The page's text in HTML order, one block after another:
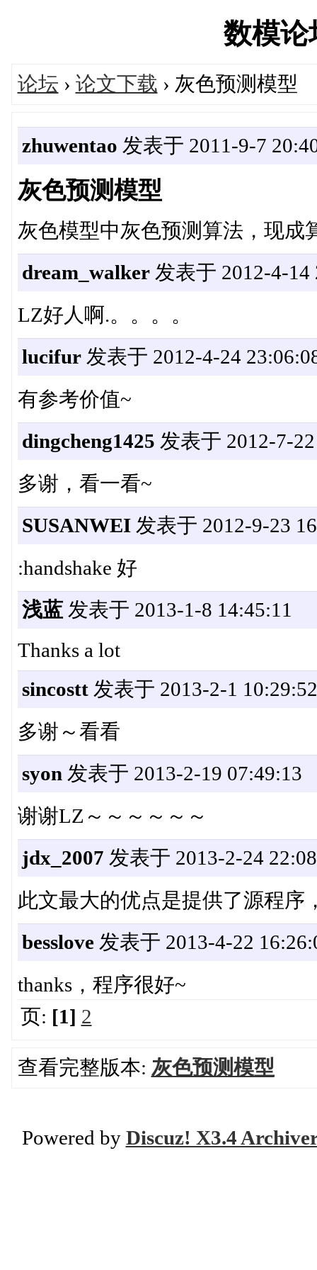
数模论
论坛 › 论文下载 › 灰色预测模型
zhuwentao 发表于 2011-9-7
灰色预测模型
灰色模型中灰色预测算法，现成
dream_walker发表于 2012-4-14
LZ好人啊.。。。。
lucifur发表于 2012-4-24
有参考价值~
dingcheng1425 发表于 2012-7-
多谢，看一看~
SUSANWEI发表于 2012-9-23
:handshake 好
浅蓝发表于 2013-1-8 14:45:11
Thanks a lot
sincostt发表于 2013-2-1 10:29:52
多谢～看看
syon 发表于 2013-2-19 07:49:13
谢谢LZ～～～～～～
jdx_2007 发表于 2013-2-24
此文最大的优点是提供了源程序
besslove发表于 2013-4-22
thanks，程序很好~
页: [1] 2
查看完整版本: 灰色预测模型
Powered by Discuz! X3.4